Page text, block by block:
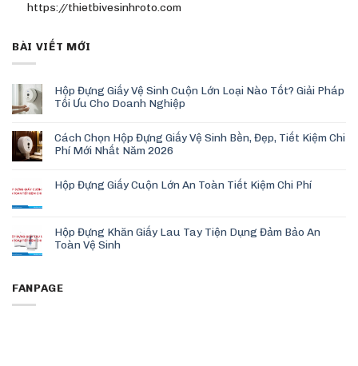
https://thietbivesinhroto.com
BÀI VIẾT MỚI
Hộp Đựng Giấy Vệ Sinh Cuộn Lớn Loại Nào Tốt? Giải Pháp
Tối Ưu Cho Doanh Nghiệp
Cách Chọn Hộp Đựng Giấy Vệ Sinh Bền, Đẹp, Tiết Kiệm Chi
Phí Mới Nhất Năm 2026
Hộp Đựng Giấy Cuộn Lớn An Toàn Tiết Kiệm Chi Phí
Hộp Đựng Khăn Giấy Lau Tay Tiện Dụng Đảm Bảo An
Toàn Vệ Sinh
FANPAGE